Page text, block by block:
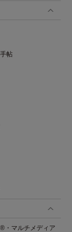
帖
・マルチメディア